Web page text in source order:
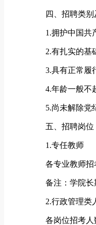
四、招聘类别
1.拥护中国共产
2.有扎实的基础
3.具有正常履行
4.年龄一般不超
5.尚未解除党纪
五、招聘岗位
1.专任教师
各专业教师招考
备注：学院长期
2.行政管理类
各岗位招考人数